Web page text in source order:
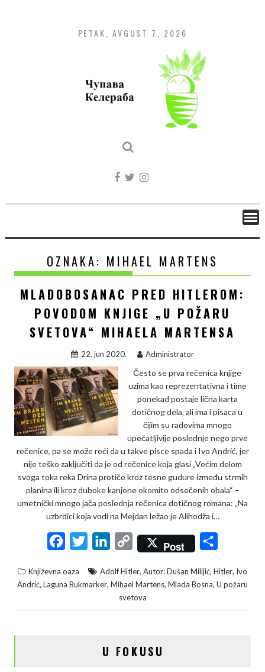
content
PETAK, AVGUST 7, 2026
OZNAKA: MIHAEL MARTENS
MLADOBOSANAC PRED HITLEROM:
POVODOM KNJIGE „U POŽARU
SVETOVA“ MIHAELA MARTENSA
22. jun 2020. Administrator
Često se prva rečenica knjige
uzima kao reprezentativna i time
ponekad postaje lična karta
dotičnog dela, ali ima i pisaca u
čijim su radovima mnogo
upečatljivije poslednje nego prve
rečenice, pa se može reći da u takve pisce spada i Ivo Andrić, jer
nije teško zaključiti da je od rečenice koja glasi „Većim delom
svoga toka reka Drina protiče kroz tesne gudure između strmih
planina ili kroz duboke kanjone okomito odsečenih obala“ –
umetnički mnogo jača poslednja rečenica dotičnog romana: „Na
uzbrdici koja vodi na Mejdan ležao je Alihodža i…
c
b
i
t
n
e
C
p
y
L
n
Post
a
e
Književna oaza Adolf Hitler, Autor: Dušan Milijić, Hitler, Ivo
Andrić, Laguna Bukmarker, Mihael Martens, Mlada Bosna, U požaru
svetova
U FOKUSU